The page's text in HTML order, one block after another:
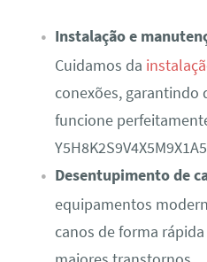
Instalação e
Cuidamos da
conexões, garantindo
funcione
Desentupimento de
equipamentos
canos de forma